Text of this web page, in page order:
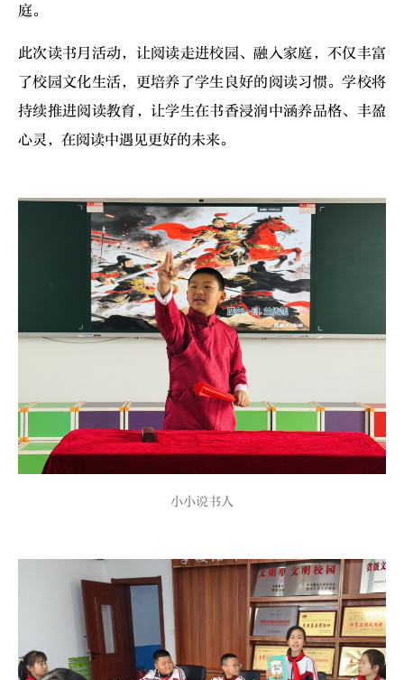
庭。
此次读书月活动，让阅读走进校园、融入家庭，不仅丰富
了校园文化生活，更培养了学生良好的阅读习惯。学校将
持续推进阅读教育，让学生在书香浸润中涵养品格、丰盈
心灵，在阅读中遇见更好的未来。
小小说书人